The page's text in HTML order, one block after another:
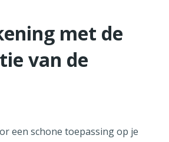
met de
van de
een schone toepassing op je